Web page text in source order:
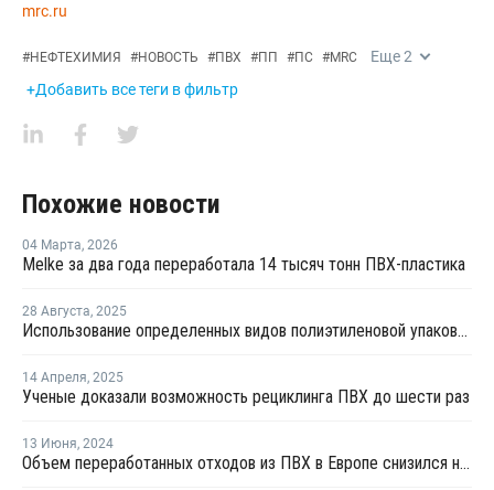
mrc.ru
#НЕФТЕХИМИЯ #НОВОСТЬ #ПВХ #ПП #ПС #MRC Еще2
+Добавить все теги в фильтр
Похожие новости
04 Марта, 2026
Melke за два года переработала 14 тысяч тонн ПВХ-пластика
28 Августа, 2025
Использование определенных видов полиэтиленовой упаковки запретят в Хабаровском крае
14 Апреля, 2025
Ученые доказали возможность рециклинга ПВХ до шести раз
13 Июня, 2024
Объем переработанных отходов из ПВХ в Европе снизился на 9,3% в прошлом году